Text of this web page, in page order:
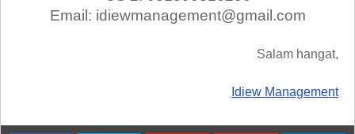
Email: idiewmanagement@gmail.com
Salam hangat,
Idiew Management